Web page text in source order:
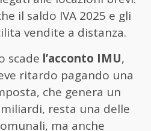
il saldo IVA 2025 e gli
vendite a distanza.
scade l’acconto IMU,
ritardo pagando una
che genera un
resta una delle
ma anche